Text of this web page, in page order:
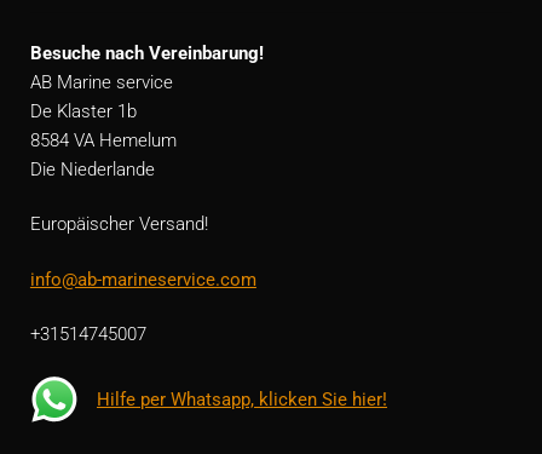
Besuche nach Vereinbarung!
AB Marine service
De Klaster 1b
8584 VA Hemelum
Die Niederlande
Europäischer Versand!
info@ab-marineservice.com
+31514745007
Hilfe per Whatsapp, klicken Sie hier!